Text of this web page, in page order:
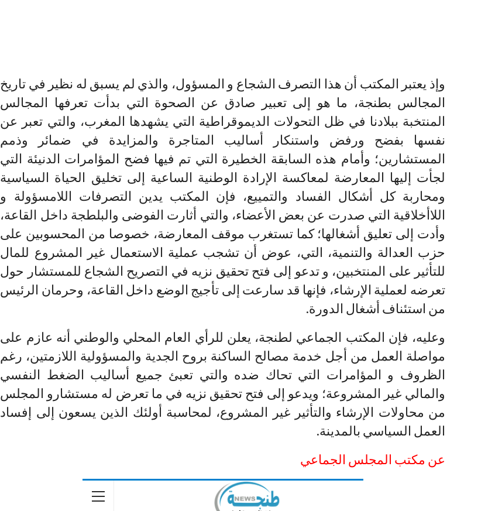
وإذ يعتبر المكتب أن هذا التصرف الشجاع و المسؤول، والذي لم يسبق له نظير في تاريخ
المجالس بطنجة، ما هو إلى تعبير صادق عن الصحوة التي بدأت تعرفها المجالس
المنتخبة ببلادنا في ظل التحولات الديموقراطية التي يشهدها المغرب، والتي تعبر عن
نفسها بفضح ورفض واستنكار أساليب المتاجرة والمزايدة في ضمائر وذمم
المستشارين؛ وأمام هذه السابقة الخطيرة التي تم فيها فضح المؤامرات الدنيئة التي
لجأت إليها المعارضة لمعاكسة الإرادة الوطنية الساعية إلى تخليق الحياة السياسية
ومحاربة كل أشكال الفساد والتمييع، فإن المكتب يدين التصرفات اللامسؤولة و
اللاأخلاقية التي صدرت عن بعض الأعضاء، والتي أثارت الفوضى والبلطجة داخل القاعة،
وأدت إلى تعليق أشغالها؛ كما تستغرب موقف المعارضة، خصوصا من المحسوبين على
حزب العدالة والتنمية، التي، عوض أن تشجب عملية الاستعمال غير المشروع للمال
للتأثير على المنتخبين، و تدعو إلى فتح تحقيق نزيه في التصريح الشجاع للمستشار حول
تعرضه لعملية الإرشاء، فإنها قد سارعت إلى تأجيج الوضع داخل القاعة، وحرمان الرئيس
من استئناف أشغال الدورة.
وعليه، فإن المكتب الجماعي لطنجة، يعلن للرأي العام المحلي والوطني أنه عازم على
مواصلة العمل من أجل خدمة مصالح الساكنة بروح الجدية والمسؤولية اللازمتين، رغم
الظروف و المؤامرات التي تحاك ضده والتي تعبئ جميع أساليب الضغط النفسي
والمالي غير المشروعة؛ ويدعو إلى فتح تحقيق نزيه في ما تعرض له مستشارو المجلس
من محاولات الإرشاء والتأثير غير المشروع، لمحاسبة أولئك الذين يسعون إلى إفساد
العمل السياسي بالمدينة.
عن مكتب المجلس الجماعي